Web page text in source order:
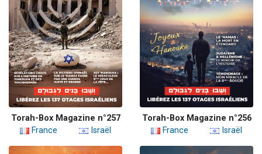
Torah-Box Magazine n°257
France
Israël
Torah-Box Magazine n°256
France
Israël